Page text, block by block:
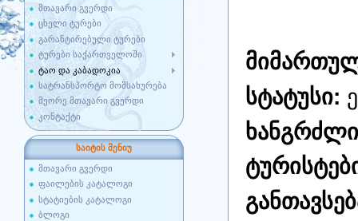
მთავარი გვერდი
ცხელი ტურები
გარანტირებული ტურები
ტურები საქართველოში
ტაო და კაბადოკია
სატრანსპორტო მომსახურება
მეორე მთავარი გვერდი
კონტაქტი
საიტის მენიუ
მთავარი გვერდი
ფაილების კატალოგი
სტატიების კატალოგი
ბლოგი
სტატუსი: